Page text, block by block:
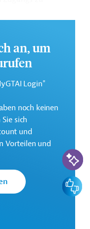
März 2028
Download
an, um
Login"
noch keinen
sich
und
Vorteilen und
KI-